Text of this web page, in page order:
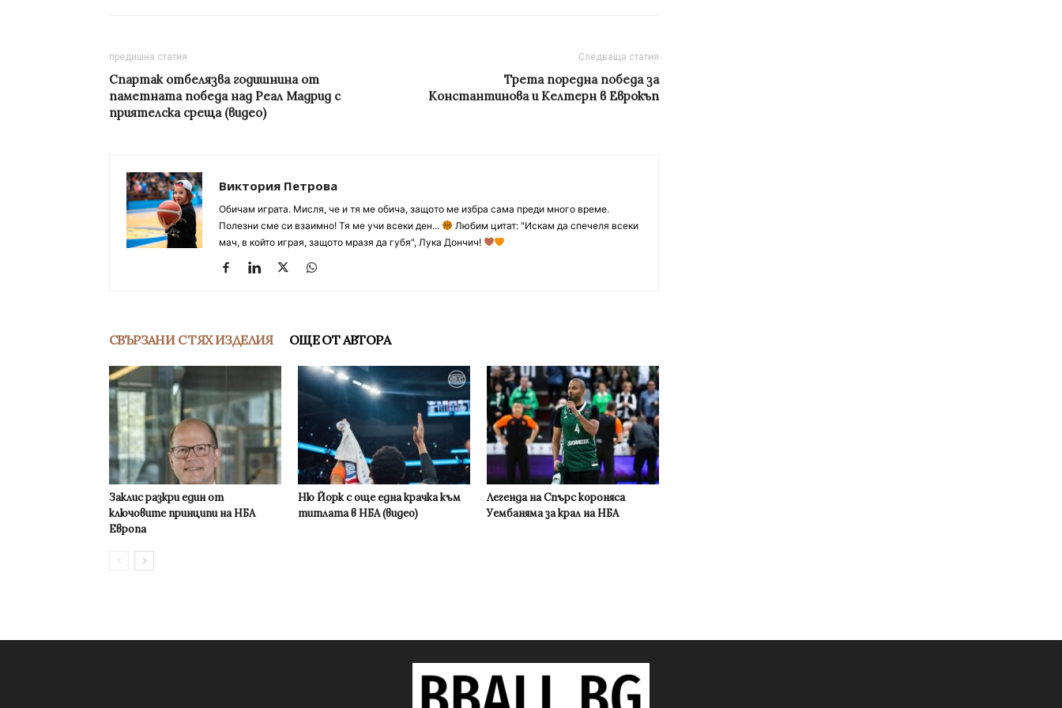
предишна статия
Спартак отбелязва годишнина от
паметната победа над Реал Мадрид с
приятелска среща (видео)
Следваща статия
Трета поредна победа за
Константинова и Келтерн в Еврокъп
Виктория Петрова
Обичам играта. Мисля, че и тя ме обича, защото ме избра сама преди много време.
Полезни сме си взаимно! Тя ме учи всеки ден...
Любим цитат: "Искам да спечеля всеки
мач, в който играя, защото мразя да губя", Лука Дончич!
СВЪРЗАНИ С ТЯХ ИЗДЕЛИЯ ОЩЕ ОТ АВТОРА
Заклис разкри един от
ключовите принципи на НБА
Европа
Ню Йорк с още една крачка към
титлата в НБА (видео)
Легенда на Спърс короняса
Уембаняма за крал на НБА